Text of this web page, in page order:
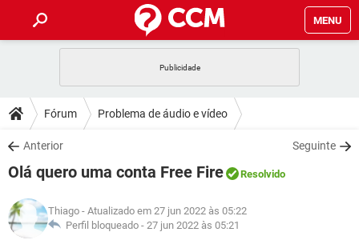
MENU
CELULAR FACEBOOK
OUTLOOK
INSTAGRAM GMAIL
GUIA DE COMPRAS
DICAS
JOGOS WHATSAPP
INSTAGRAM GMAIL
GUIA DE COMPRAS
DOWNLOADS
JOGOS WHATSAPP
CELULAR
OUTLOOK EXCEL
FÓRUM
JOGOS WHATSAPP
CELULAR
GLOSSÁRIO
Fórum Problema de áudio e vídeo
Anterior Seguinte
Olá quero uma conta Free Fire Resolvido
Thiago - Atualizado em 27 jun 2022 às 05:22
Perfil bloqueado - 27 jun 2022 às 05:21